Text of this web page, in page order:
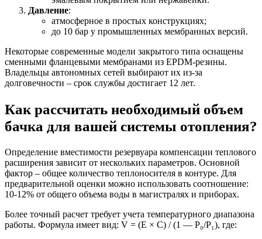
Давление:
атмосферное в простых конструкциях;
до 10 бар у промышленных мембранных версий.
Некоторые современные модели закрытого типа оснащены
сменными фланцевыми мембранами из EPDM-резины.
Владельцы автономных сетей выбирают их из-за
долговечности – срок службы достигает 12 лет.
Как рассчитать необходимый объем
бачка для вашей системы отопления?
Определение вместимости резервуара компенсации теплового
расширения зависит от нескольких параметров. Основной
фактор – общее количество теплоносителя в контуре. Для
предварительной оценки можно использовать соотношение:
10-12% от общего объема воды в магистралях и приборах.
Более точный расчет требует учета температурного диапазона
работы. Формула имеет вид: V = (E × C) / (1 — P₀/P₁), где: